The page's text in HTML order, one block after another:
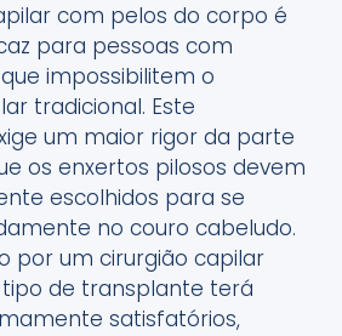
com pelos do corpo é
para pessoas com
impossibilitem o
tradicional. Este
um maior rigor da parte
os enxertos pilosos devem
escolhidos para se
no couro cabeludo.
por um cirurgião capilar
de transplante terá
satisfatórios,